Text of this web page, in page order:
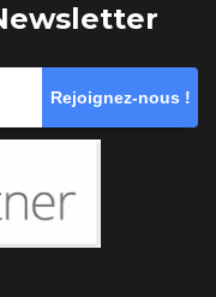
Rejoignez-nous !